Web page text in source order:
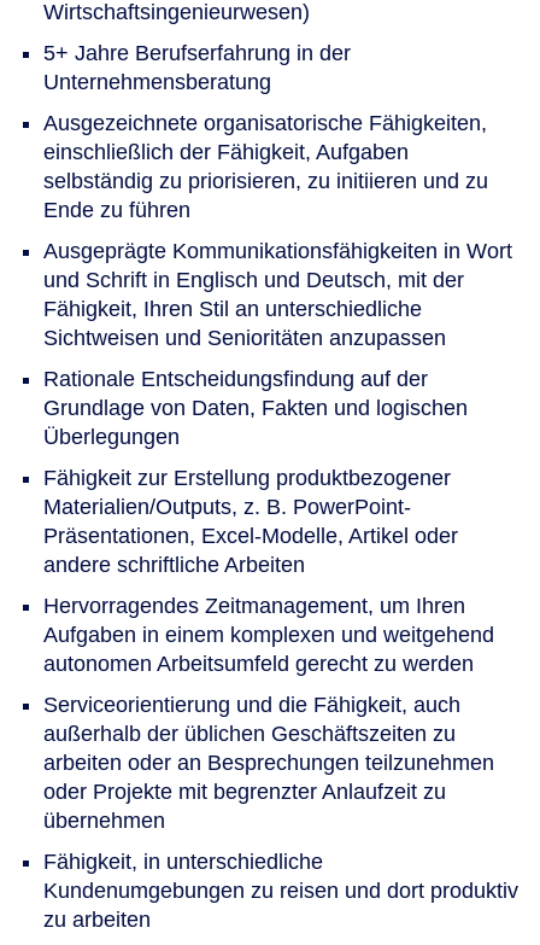
Wirtschaftsingenieurwesen)
5+ Jahre Berufserfahrung in der
Unternehmensberatung
Ausgezeichnete organisatorische Fähigkeiten,
einschließlich der Fähigkeit, Aufgaben
selbständig zu priorisieren, zu initiieren und zu
Ende zu führen
Ausgeprägte Kommunikationsfähigkeiten in Wort
und Schrift in Englisch und Deutsch, mit der
Fähigkeit, Ihren Stil an unterschiedliche
Sichtweisen und Senioritäten anzupassen
Rationale Entscheidungsfindung auf der
Grundlage von Daten, Fakten und logischen
Überlegungen
Fähigkeit zur Erstellung produktbezogener
Materialien/Outputs, z. B. PowerPoint-
Präsentationen, Excel-Modelle, Artikel oder
andere schriftliche Arbeiten
Hervorragendes Zeitmanagement, um Ihren
Aufgaben in einem komplexen und weitgehend
autonomen Arbeitsumfeld gerecht zu werden
Serviceorientierung und die Fähigkeit, auch
außerhalb der üblichen Geschäftszeiten zu
arbeiten oder an Besprechungen teilzunehmen
oder Projekte mit begrenzter Anlaufzeit zu
übernehmen
Fähigkeit, in unterschiedliche
Kundenumgebungen zu reisen und dort produktiv
zu arbeiten